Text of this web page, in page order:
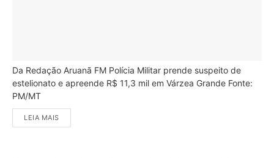
Da Redação Aruanã FM Polícia Militar prende suspeito de
estelionato e apreende R$ 11,3 mil em Várzea Grande Fonte:
PM/MT
LEIA MAIS